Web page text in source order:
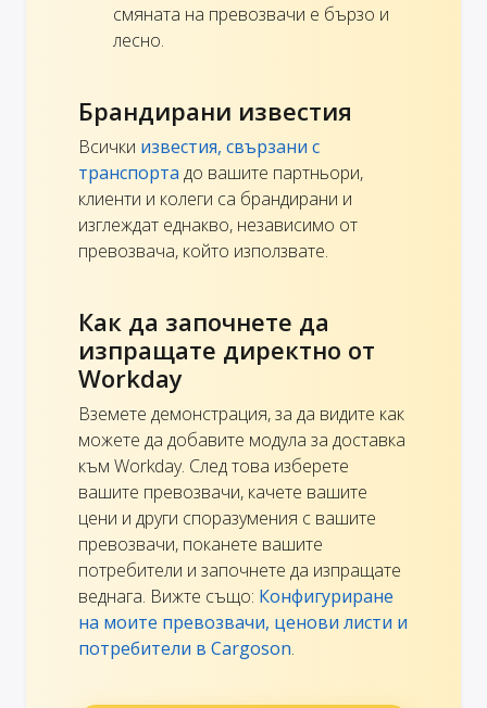
смяната на превозвачи е бързо и
лесно.
Брандирани известия
Всички известия, свързани с
транспорта до вашите партньори,
клиенти и колеги са брандирани и
изглеждат еднакво, независимо от
превозвача, който използвате.
Как да започнете да
изпращате директно от
Workday
Вземете демонстрация, за да видите как
можете да добавите модула за доставка
към Workday. След това изберете
вашите превозвачи, качете вашите
цени и други споразумения с вашите
превозвачи, поканете вашите
потребители и започнете да изпращате
веднага. Вижте също: Конфигуриране
на моите превозвачи, ценови листи и
потребители в Cargoson.